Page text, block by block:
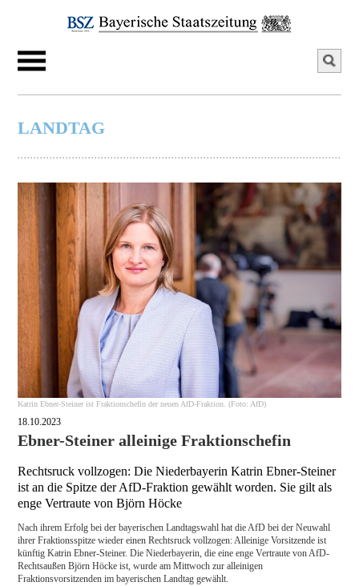
LANDTAG
Katrin Ebner-Steiner ist Fraktionschefin der neuen AfD-Fraktion. (Foto: AfD)
18.10.2023
Ebner-Steiner alleinige Fraktionschefin
Rechtsruck vollzogen: Die Niederbayerin Katrin Ebner-Steiner
ist an die Spitze der AfD-Fraktion gewählt worden. Sie gilt als
enge Vertraute von Björn Höcke
Nach ihrem Erfolg bei der bayerischen Landtagswahl hat die AfD bei der Neuwahl
ihrer Fraktionsspitze wieder einen Rechtsruck vollzogen: Alleinige Vorsitzende ist
künftig Katrin Ebner-Steiner. Die Niederbayerin, die eine enge Vertraute von AfD-
Rechtsaußen Björn Höcke ist, wurde am Mittwoch zur alleinigen
Fraktionsvorsitzenden im bayerischen Landtag gewählt.